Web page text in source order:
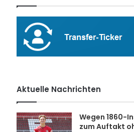
Aktuelle Nachrichten
Wegen 1860-
zum Auftakt